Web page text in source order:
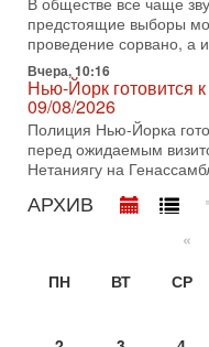
3-08-2026, 08:32
Трамп и Иран:
03/08/2026
Президент США
переговоров с Ираном,
готовность к диалогу.
2-08-2026, 08:42
Трамп отменил
Президент США Дональд
подготовленного
1-08-2026, 17:50
«Русский голос»
предстоящие выборы
проведение сорвано, а
Вчера, 10:16
Нью-Йорк готовится
09/08/2026
Полиция Нью-Йорка
перед ожидаемым
Нетаниягу на
АРХИВ
«
ПН
ВТ СР